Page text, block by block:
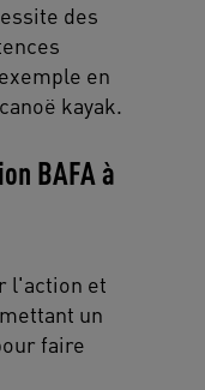
des
en
kayak.
BAFA à
l'action et
un
faire